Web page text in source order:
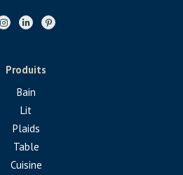
Produits
Bain
Lit
Plaids
Table
Cuisine